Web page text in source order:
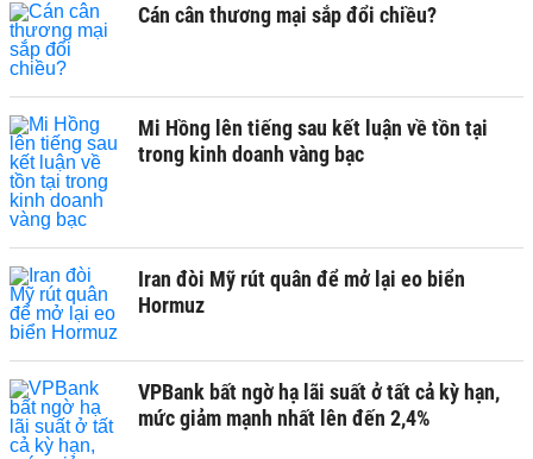
Cán cân thương mại sắp đổi chiều?
Mi Hồng lên tiếng sau kết luận về tồn tại
trong kinh doanh vàng bạc
Iran đòi Mỹ rút quân để mở lại eo biển
Hormuz
VPBank bất ngờ hạ lãi suất ở tất cả kỳ hạn,
mức giảm mạnh nhất lên đến 2,4%